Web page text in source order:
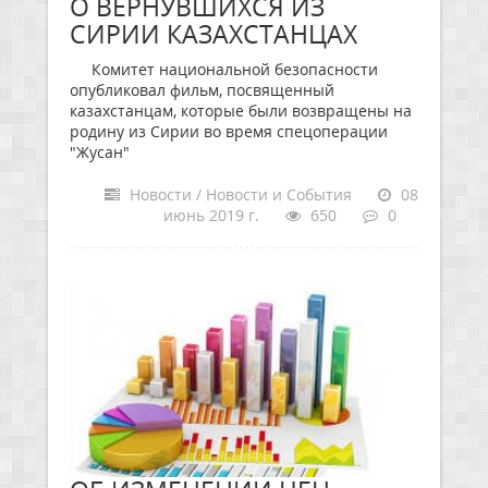
СИРИИ КАЗАХСТАНЦАХ
Комитет национальной безопасности
опубликовал фильм, посвященный
казахстанцам, которые были возвращены на
родину из Сирии во время спецоперации
"Жусан"
Новости / Новости и События
08
июнь 2019 г.
650 0